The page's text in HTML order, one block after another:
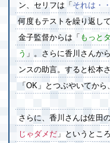
ン、セリフは「 それは・
何度もテストを繰り返し
金子監督からは「 もっと
う 」。さらに香川さんか
ンスの助言。すると松本
「OK」とつぶやいてか
さらに、香川さんは佐田
じゃダメだ 」というとこ